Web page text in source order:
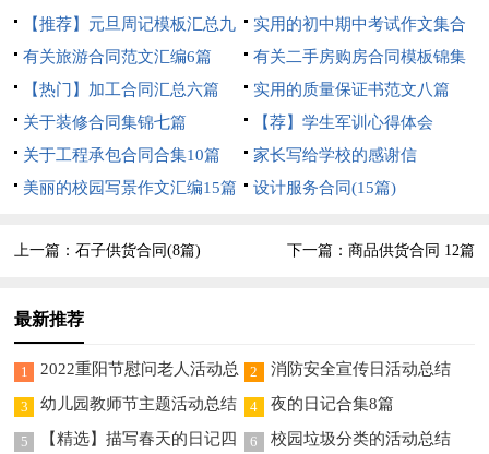
【推荐】元旦周记模板汇总九
篇
实用的初中期中考试作文集合
6篇
有关旅游合同范文汇编6篇
有关二手房购房合同模板锦集
5篇
【热门】加工合同汇总六篇
实用的质量保证书范文八篇
关于装修合同集锦七篇
【荐】学生军训心得体会
关于工程承包合同合集10篇
家长写给学校的感谢信
美丽的校园写景作文汇编15篇
设计服务合同(15篇)
上一篇：石子供货合同(8篇) 下一篇： 商品供货合同 12篇
最新推荐
1
2022重阳节慰问老人活动总
结（精选5篇）
2 消防安全宣传日活动总结
3 幼儿园教师节主题活动总结 4 夜的日记合集8篇
5
【精选】描写春天的日记四
6 校园垃圾分类的活动总结